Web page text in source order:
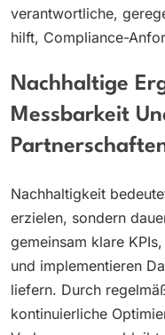
verantwortliche,
hilft, Compliance-
Nachhaltige
Messbarkeit
Nachhaltigkeit
erzielen, sondern
gemeinsam klare
und implementieren
liefern. Durch
kontinuierliche